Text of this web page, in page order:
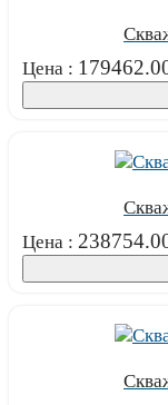
Цена :
Цена :